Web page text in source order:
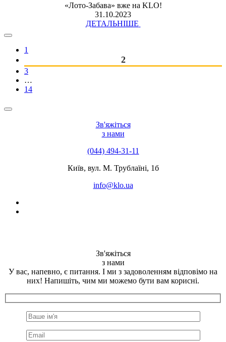
«Лото-Забава» вже на KLO!
31.10.2023
ДЕТАЛЬНІШЕ
1
2
3
…
14
Зв'яжіться
з нами
(044) 494-31-11
Київ, вул. М. Трублаїні, 1б
info@klo.ua
Зв'яжіться
з нами
У вас, напевно, є питання. І ми з задоволенням відповімо на
них! Напишіть, чим ми можемо бути вам корисні.